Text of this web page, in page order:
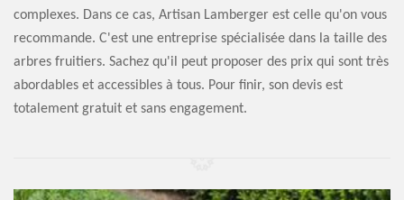
complexes. Dans ce cas, Artisan Lamberger est celle qu'on vous
recommande. C'est une entreprise spécialisée dans la taille des
arbres fruitiers. Sachez qu'il peut proposer des prix qui sont très
abordables et accessibles à tous. Pour finir, son devis est
totalement gratuit et sans engagement.